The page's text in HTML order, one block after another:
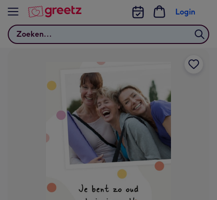
Bekijk meer
Zoeken
Login